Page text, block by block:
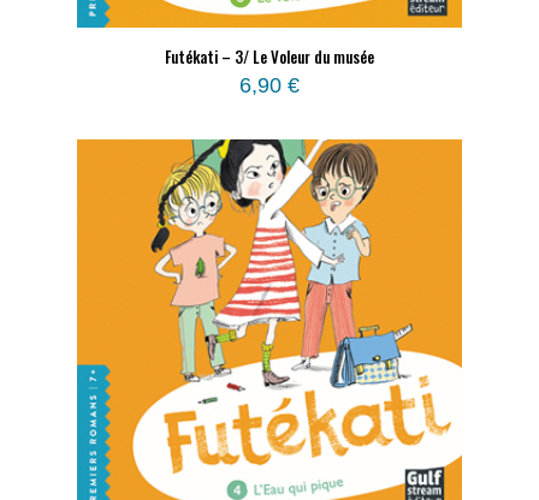
Futékati – 3/ Le Voleur du musée
6,90 €